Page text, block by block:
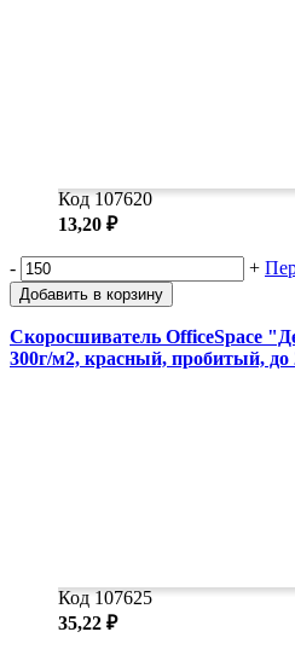
Код 107620
13,20 ₽
- +
Добавить в корзину
Скоросшиватель OfficeSpace
300г/м2, красный, пробитый, до
Код 107625
35,22 ₽